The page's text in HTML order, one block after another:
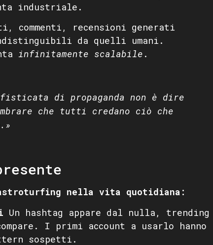
industriale.
commenti, recensioni generati
da quelli umani.
infinitamente scalabile .
di propaganda non è dire
che tutti credano ciò che
nella vita quotidiana:
Un hashtag appare dal nulla, trending
I primi account a usarlo hanno
sospetti.